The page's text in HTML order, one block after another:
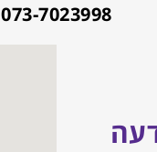
073-7023998